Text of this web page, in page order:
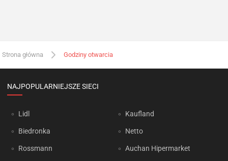
Strona główna Godziny otwarcia
NAJPOPULARNIEJSZE SIECI
Lidl
Biedronka
Rossmann
Kaufland
Netto
Auchan Hipermarket